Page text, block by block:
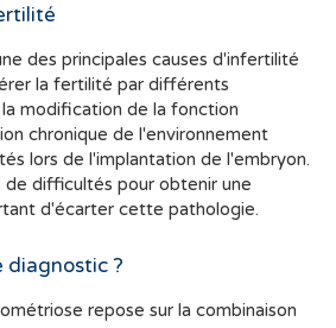
des principales causes d'infertilité
la fertilité par différents
modification de la fonction
chronique de l'environnement
lors de l'implantation de l'embryon.
de difficultés pour obtenir une
d'écarter cette pathologie.
diagnostic ?
repose sur la combinaison